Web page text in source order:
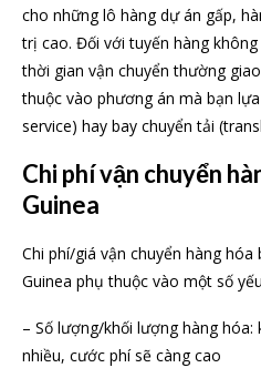
cho những lô hàng dự án gấp,
trị cao. Đối với tuyến hàng
thời gian vận chuyển thường
thuộc vào phương án mà bạn
service) hay bay chuyển tải
Chi phí vận chuyển
Guinea
Chi phí/giá vận chuyển hàng
Guinea phụ thuộc vào một số
– Số lượng/khối lượng hàng
nhiều, cước phí sẽ càng cao